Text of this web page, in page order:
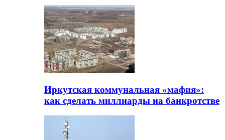
Иркутская коммунальная «мафия»:
как сделать миллиарды на банкротстве